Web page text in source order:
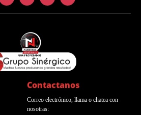
Contactanos
Correo electrónico, llama o chatea con
nosotras: